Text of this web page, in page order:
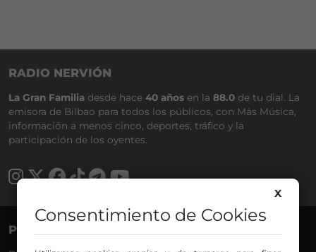
RADIO NERVIÓN
La Gran Familia desde hace 40 años en la 88.0 de tu dial. La
emisora de Bilbao para todos los públicos, con Más Música,
información a menos cinco, deportes, tráfico y la
participación de los oyentes.
PROGRAMAS
X
Consentimiento de Cookies